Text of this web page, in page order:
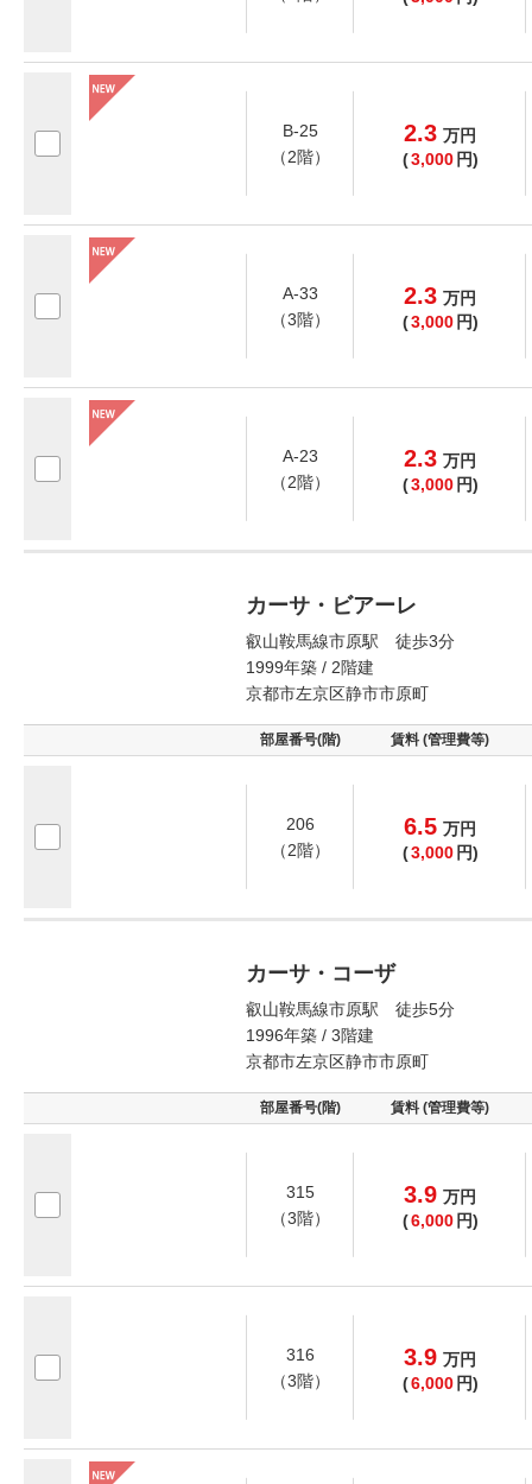
B-25
（2階）
2.3 万円
(3,000 円)
A-33
（3階）
2.3 万円
(3,000 円)
A-23
（2階）
2.3 万円
(3,000 円)
カーサ・ビアーレ
叡山鞍馬線市原駅 徒歩3分
1999年築 / 2階建
京都市左京区静市市原町
部屋番号(階) 賃料 (管理費等)
206
（2階）
6.5 万円
(3,000 円)
カーサ・コーザ
叡山鞍馬線市原駅 徒歩5分
1996年築 / 3階建
京都市左京区静市市原町
部屋番号(階) 賃料 (管理費等)
315
（3階）
3.9 万円
(6,000 円)
316
（3階）
3.9 万円
(6,000 円)